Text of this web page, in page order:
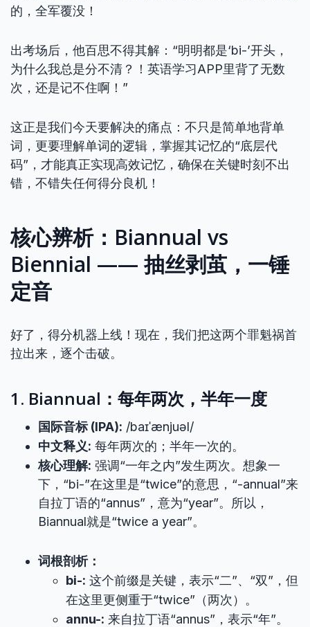
的，全军覆没！
出考场后，他百思不得其解：“明明都是‘bi-’开头，
为什么我总是分不清？！英语学习APP里背了无数
次，还是记不住啊！”
这正是我们今天要解决的痛点：不只是简单地背单
词，更要理解单词的逻辑，掌握其记忆的“底层代
码”，才能真正实现高效记忆，确保在关键时刻不出
错，不错失任何得分良机！
核心辨析：Biannual vs
Biennial —— 抽丝剥茧，一锤
定音
好了，得分机器上线！现在，我们把这两个罪魁祸首
拉出来，逐个击破。
1. Biannual：每年两次，半年一度
国际音标 (IPA): /baɪˈænjuəl/
中文释义: 每年两次的；半年一次的。
核心理解: 强调“一年之内”发生两次。想象一
下，“bi-”在这里是“twice”的意思，“-annual”来
自拉丁语的“annus”，意为“year”。所以，
Biannual就是“twice a year”。
词根剖析：
bi-: 这个前缀是关键，表示“二”、“双”，但
在这里更侧重于“twice”（两次）。
annu-: 来自拉丁语“annus”，表示“年”。